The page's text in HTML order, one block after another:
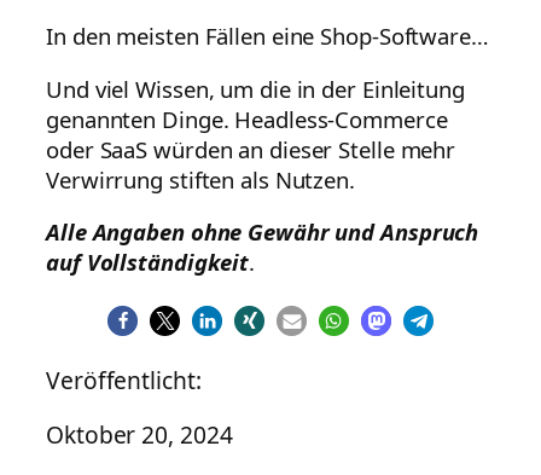
In den meisten Fällen eine Shop-Software…
Und viel Wissen, um die in der Einleitung
genannten Dinge. Headless-Commerce
oder SaaS würden an dieser Stelle mehr
Verwirrung stiften als Nutzen.
Alle Angaben ohne Gewähr und Anspruch
auf Vollständigkeit.
Veröffentlicht:
Oktober 20, 2024